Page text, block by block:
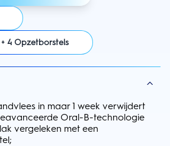
4 Opzetborstels
in maar 1 week verwijdert
Oral-B-technologie
vergeleken met een